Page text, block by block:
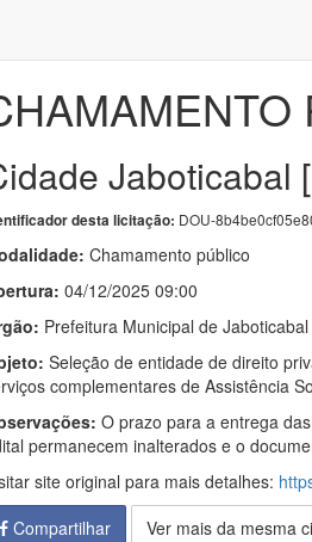
Jaboticabal
desta licitação: DOU-
Chamamento público
04/12/2025 09:00
Prefeitura Municipal de Jaboticabal
Seleção de entidade de direito
complementares de Assistência
O prazo para a entrega
permanecem inalterados e o
site original para mais detalhes:
Compartilhar
Ver mais da mesma